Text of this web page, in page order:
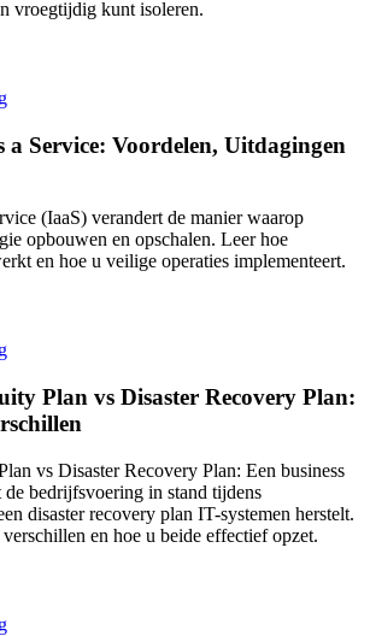
vroegtijdig kunt isoleren.
Service: Voordelen, Uitdagingen
(IaaS) verandert de manier waarop
opbouwen en opschalen. Leer hoe
en hoe u veilige operaties implementeert.
Plan vs Disaster Recovery Plan:
vs Disaster Recovery Plan: Een business
bedrijfsvoering in stand tijdens
disaster recovery plan IT-systemen herstelt.
en hoe u beide effectief opzet.